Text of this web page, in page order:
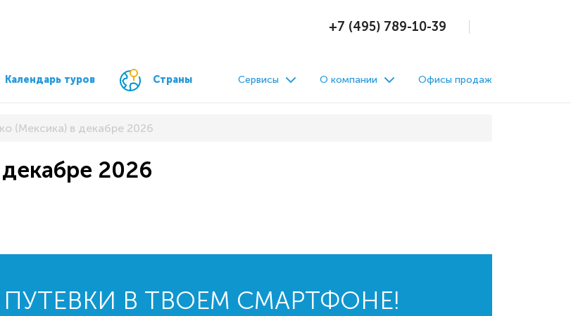
+7 (495) 789-10-39
Календарь туров Страны Сервисы О компании Офисы продаж
(Мексика) в декабре 2026
2026
ПУТЕВКИ В ТВОЕМ СМАРТФОНЕ!